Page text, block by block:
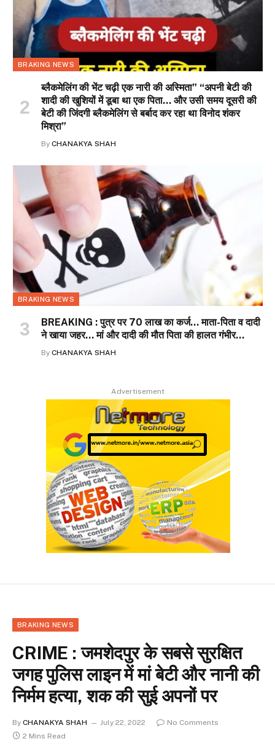
BRAKING NEWS
ब्लैकमेलिंग की भेंट चढ़ी एक नारी की अस्मिता” “अपनी बेटी की
शादी की खुशियों में डूबा था एक पिता… और उसी समय दूसरी की
बेटी की जिंदगी ब्लैकमेलिंग से बर्बाद कर रहा था विनोद शंकर
मिश्रा”
By CHANAKYA SHAH
BRAKING NEWS
BREAKING : पुत्र पर 70 लाख का कर्ज… माता-पिता व दादी
ने खाया जहर… मां और दादी की मौत पिता की हालत गंभीर…
By CHANAKYA SHAH
Advertisement
BRAKING NEWS
CRIME : जमशेदपुर के सबसे सुरक्षित
जगह पुलिस लाइन में मां बेटी और नानी की
निर्मम हत्या, शक की सुई अपनों पर
By CHANAKYA SHAH July 22, 2022
No Comments
2 Mins Read